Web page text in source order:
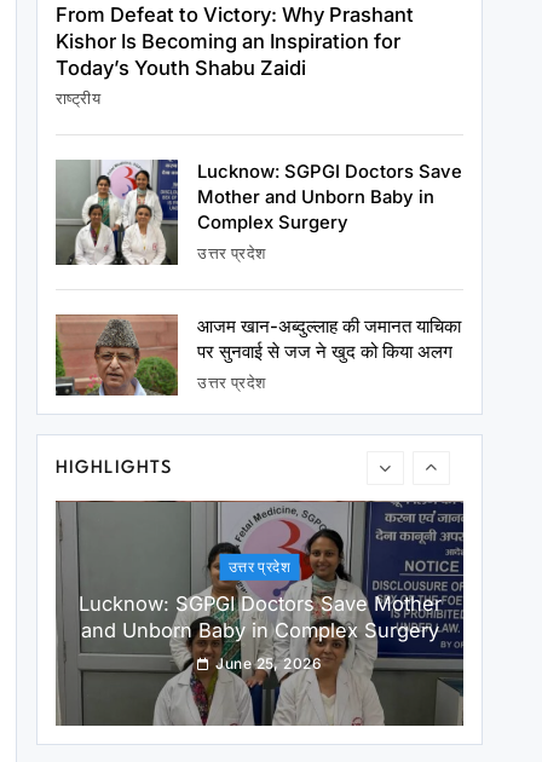
From Defeat to Victory: Why Prashant
Kishor Is Becoming an Inspiration for
Today’s Youth Shabu Zaidi
राष्ट्रीय
Lucknow: SGPGI Doctors Save
Mother and Unborn Baby in
Complex Surgery
उत्तर प्रदेश
आजम खान-अब्दुल्लाह की जमानत याचिका
पर सुनवाई से जज ने खुद को किया अलग
उत्तर प्रदेश
HIGHLIGHTS
PM मोदी ने NDA सांसदों संग किया नाश्ता, संसद में
हंगामे पर जताई चिंता
June 25, 2026
राष्ट्रीय
From Defeat to Victory: Why Prashant
Today’s Youth Shabu Zaidi
June 25, 2026
उत्तर प्रदेश
Lucknow: SGPGI Doctors Save Mother
and Unborn Baby in Complex Surgery
June 25, 2026